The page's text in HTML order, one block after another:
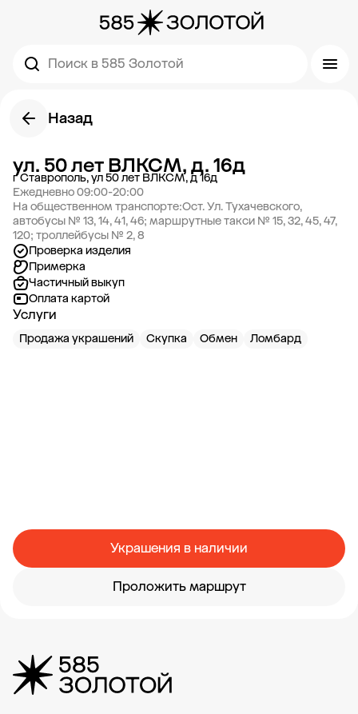
Поиск в 585 Золотой
Назад
ул. 50 лет ВЛКСМ, д. 16д
г Ставрополь, ул 50 лет ВЛКСМ, д 16д
Ежедневно 09:00-20:00
На общественном транспорте:Ост. Ул. Тухачевского,
автобусы № 13, 14, 41, 46; маршрутные такси № 15, 32, 45, 47,
120; троллейбусы № 2, 8
Проверка изделия
Примерка
Частичный выкуп
Оплата картой
Услуги
Продажа украшений Скупка Обмен Ломбард
Украшения в наличии
Проложить маршрут